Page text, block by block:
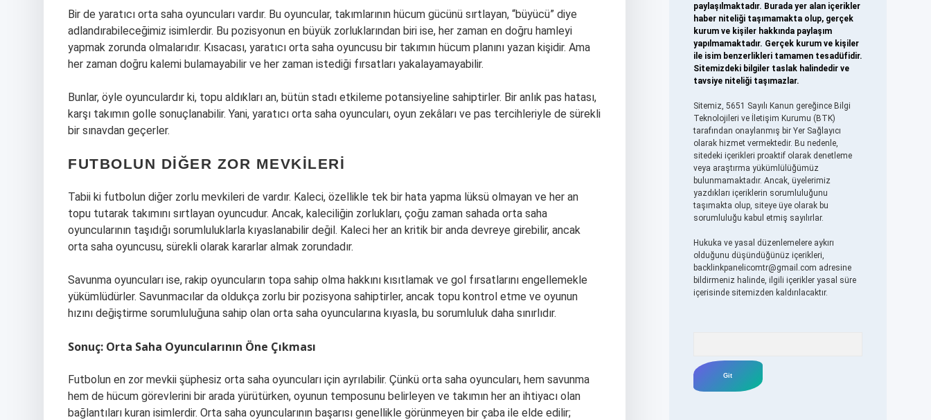
Bir de yaratıcı orta saha oyuncuları vardır. Bu oyuncular, takımlarının hücum gücünü sırtlayan, “büyücü” diye
adlandırabileceğimiz isimlerdir. Bu pozisyonun en büyük zorluklarından biri ise, her zaman en doğru hamleyi
yapmak zorunda olmalarıdır. Kısacası, yaratıcı orta saha oyuncusu bir takımın hücum planını yazan kişidir. Ama
her zaman doğru kalemi bulamayabilir ve her zaman istediği fırsatları yakalayamayabilir.
Bunlar, öyle oyunculardır ki, topu aldıkları an, bütün stadı etkileme potansiyeline sahiptirler. Bir anlık pas hatası,
karşı takımın golle sonuçlanabilir. Yani, yaratıcı orta saha oyuncuları, oyun zekâları ve pas tercihleriyle de sürekli
bir sınavdan geçerler.
FUTBOLUN DIĞER ZOR MEVKILERI
Tabii ki futbolun diğer zorlu mevkileri de vardır. Kaleci, özellikle tek bir hata yapma lüksü olmayan ve her an
topu tutarak takımını sırtlayan oyuncudur. Ancak, kaleciliğin zorlukları, çoğu zaman sahada orta saha
oyuncularının taşıdığı sorumluluklarla kıyaslanabilir değil. Kaleci her an kritik bir anda devreye girebilir, ancak
orta saha oyuncusu, sürekli olarak kararlar almak zorundadır.
Savunma oyuncuları ise, rakip oyuncuların topa sahip olma hakkını kısıtlamak ve gol fırsatlarını engellemekle
yükümlüdürler. Savunmacılar da oldukça zorlu bir pozisyona sahiptirler, ancak topu kontrol etme ve oyunun
hızını değiştirme sorumluluğuna sahip olan orta saha oyuncularına kıyasla, bu sorumluluk daha sınırlıdır.
Sonuç: Orta Saha Oyuncularının Öne Çıkması
Futbolun en zor mevkii şüphesiz orta saha oyuncuları için ayrılabilir. Çünkü orta saha oyuncuları, hem savunma
hem de hücum görevlerini bir arada yürütürken, oyunun temposunu belirleyen ve takımın her an ihtiyacı olan
bağlantıları kuran isimlerdir. Orta saha oyuncularının başarısı genellikle görünmeyen bir çaba ile elde edilir;
paylaşılmaktadır. Burada yer alan içerikler
haber niteliği taşımamakta olup, gerçek
kurum ve kişiler hakkında paylaşım
yapılmamaktadır. Gerçek kurum ve kişiler
ile isim benzerlikleri tamamen tesadüfidir.
Sitemizdeki bilgiler taslak halindedir ve
tavsiye niteliği taşımazlar.
Sitemiz, 5651 Sayılı Kanun gereğince Bilgi
Teknolojileri ve İletişim Kurumu (BTK)
tarafından onaylanmış bir Yer Sağlayıcı
olarak hizmet vermektedir. Bu nedenle,
sitedeki içerikleri proaktif olarak denetleme
veya araştırma yükümlülüğümüz
bulunmamaktadır. Ancak, üyelerimiz
yazdıkları içeriklerin sorumluluğunu
taşımakta olup, siteye üye olarak bu
sorumluluğu kabul etmiş sayılırlar.
Hukuka ve yasal düzenlemelere aykırı
olduğunu düşündüğünüz içerikleri,
backlinkpanelicomtr@gmail.com adresine
bildirmeniz halinde, ilgili içerikler yasal süre
içerisinde sitemizden kaldırılacaktır.